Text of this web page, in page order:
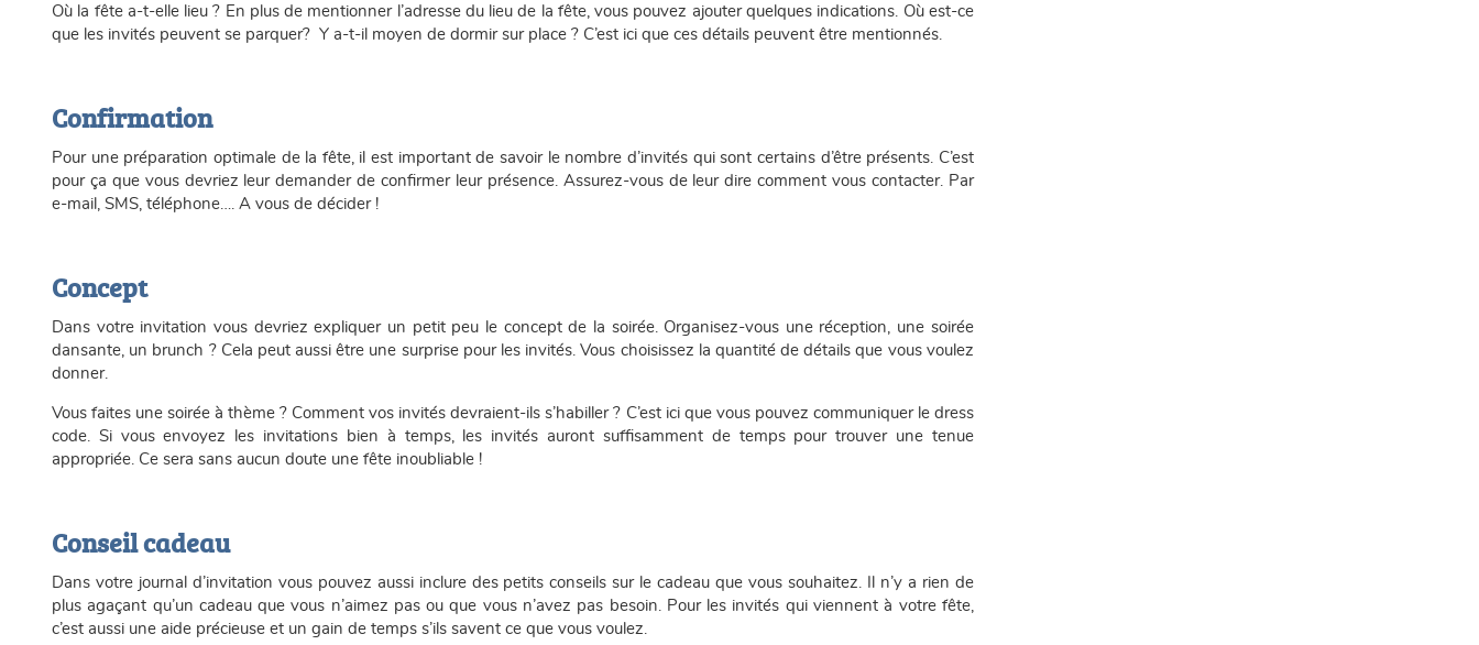
Où la fête a-t-elle lieu ? En plus de mentionner l’adresse du lieu de la fête, vous pouvez ajouter quelques indications. Où est-ce
que les invités peuvent se parquer? Y a-t-il moyen de dormir sur place ? C’est ici que ces détails peuvent être mentionnés.
Confirmation
Pour une préparation optimale de la fête, il est important de savoir le nombre d’invités qui sont certains d’être présents. C’est
pour ça que vous devriez leur demander de confirmer leur présence. Assurez-vous de leur dire comment vous contacter. Par
e-mail, SMS, téléphone…. A vous de décider !
Concept
Dans votre invitation vous devriez expliquer un petit peu le concept de la soirée. Organisez-vous une réception, une soirée
dansante, un brunch ? Cela peut aussi être une surprise pour les invités. Vous choisissez la quantité de détails que vous voulez
donner.
Vous faites une soirée à thème ? Comment vos invités devraient-ils s’habiller ? C’est ici que vous pouvez communiquer le dress
code. Si vous envoyez les invitations bien à temps, les invités auront suffisamment de temps pour trouver une tenue
appropriée. Ce sera sans aucun doute une fête inoubliable !
Conseil cadeau
Dans votre journal d’invitation vous pouvez aussi inclure des petits conseils sur le cadeau que vous souhaitez. Il n’y a rien de
plus agaçant qu’un cadeau que vous n’aimez pas ou que vous n’avez pas besoin. Pour les invités qui viennent à votre fête,
c’est aussi une aide précieuse et un gain de temps s’ils savent ce que vous voulez.